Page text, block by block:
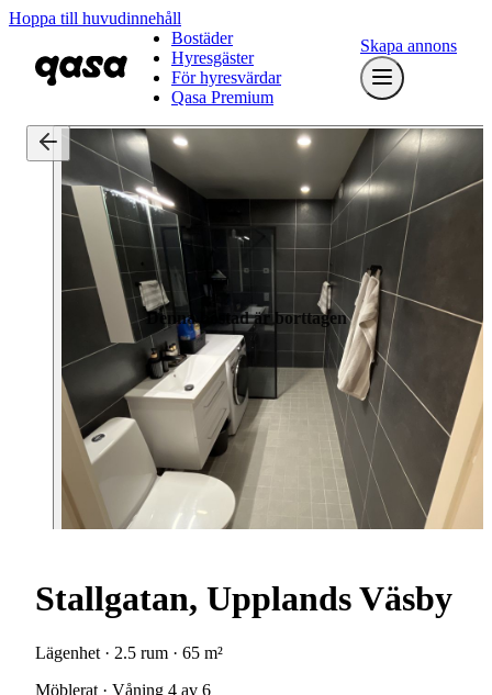
Hoppa till huvudinnehåll
Bostäder
Hyresgäster
För hyresvärdar
Qasa Premium
Skapa annons
Denna bostad är borttagen
Stallgatan, Upplands Väsby
Lägenhet · 2.5 rum · 65 m²
Möblerat · Våning 4 av 6